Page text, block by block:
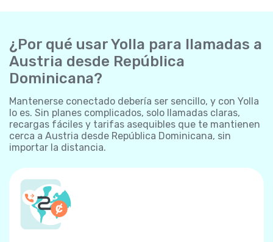
¿Por qué usar Yolla para llamadas a
Austria desde República
Dominicana?
Mantenerse conectado debería ser sencillo, y con Yolla
lo es. Sin planes complicados, solo llamadas claras,
recargas fáciles y tarifas asequibles que te mantienen
cerca a Austria desde República Dominicana, sin
importar la distancia.